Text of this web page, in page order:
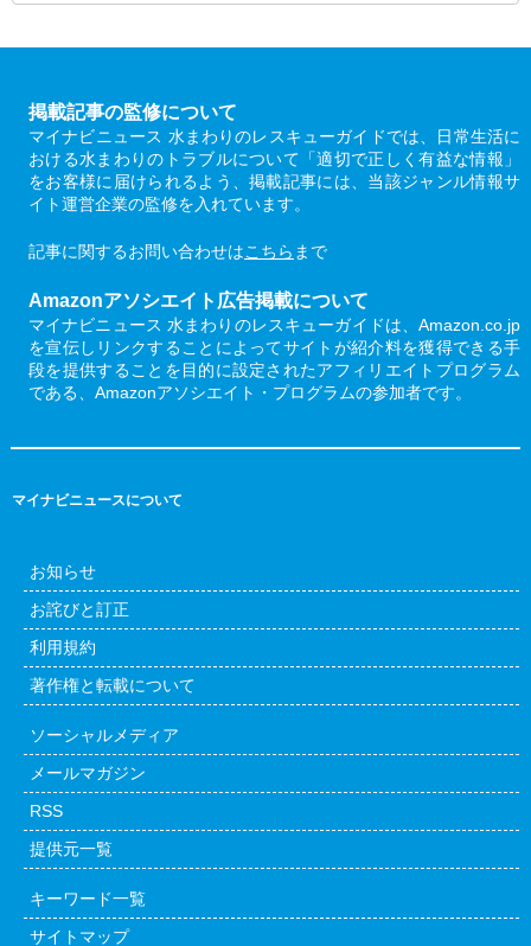
掲載記事の監修について
マイナビニュース 水まわりのレスキューガイドでは、日常生活に
おける水まわりのトラブルについて「適切で正しく有益な情報」
をお客様に届けられるよう、掲載記事には、当該ジャンル情報サ
イト運営企業の監修を入れています。
記事に関するお問い合わせはこちら まで
Amazonアソシエイト広告掲載について
マイナビニュース 水まわりのレスキューガイドは、Amazon.co.jp
を宣伝しリンクすることによってサイトが紹介料を獲得できる手
段を提供することを目的に設定されたアフィリエイトプログラム
である、Amazonアソシエイト・プログラムの参加者です。
マイナビニュースについて
お知らせ
お詫びと訂正
利用規約
著作権と転載について
ソーシャルメディア
メールマガジン
RSS
提供元一覧
キーワード一覧
サイトマップ